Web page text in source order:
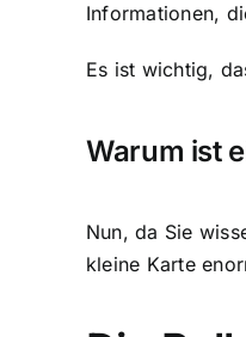
Informationen,
Es ist wichtig,
Warum ist
Nun, da Sie
kleine Karte